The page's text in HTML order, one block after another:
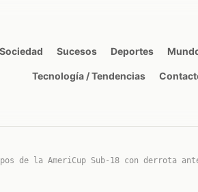
Sociedad Sucesos Deportes
Tecnología / Tendencias
de la AmeriCup Sub-18 con derrota